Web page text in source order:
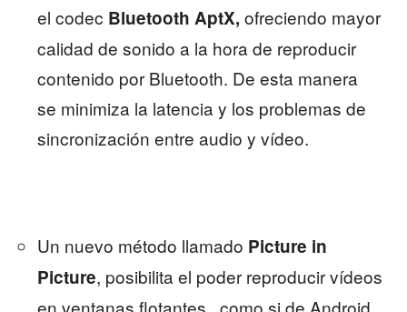
el codec Bluetooth AptX, ofreciendo mayor
calidad de sonido a la hora de reproducir
contenido por Bluetooth. De esta manera
se minimiza la latencia y los problemas de
sincronización entre audio y vídeo.
Un nuevo método llamado Picture in
Picture, posibilita el poder reproducir vídeos